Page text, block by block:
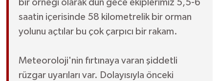
bir örneği olarak dün gece ekiplerimiz 5,5-6
saatin içerisinde 58 kilometrelik bir orman
yolunu açtılar bu çok çarpıcı bir rakam.
Meteoroloji'nin fırtınaya varan şiddetli
rüzgar uyarıları var. Dolayısıyla önceki